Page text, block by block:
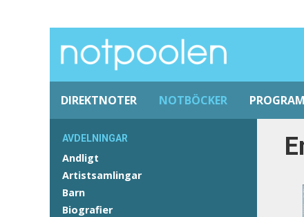
DIREKTNOTER NOTBÖCKER
AVDELNINGAR
Andligt
Artistsamlingar
Barn
Biografier